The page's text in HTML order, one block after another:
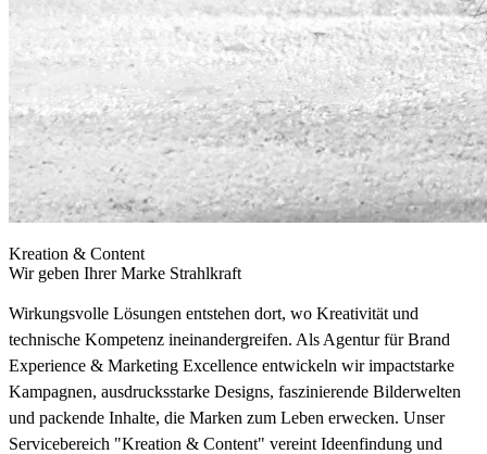
Kreation & Content
Wir geben Ihrer Marke Strahlkraft
Wirkungsvolle Lösungen entstehen dort, wo Kreativität und
technische Kompetenz ineinandergreifen. Als Agentur für Brand
Experience & Marketing Excellence entwickeln wir impactstarke
Kampagnen, ausdrucksstarke Designs, faszinierende Bilderwelten
und packende Inhalte, die Marken zum Leben erwecken. Unser
Servicebereich "Kreation & Content" vereint Ideenfindung und